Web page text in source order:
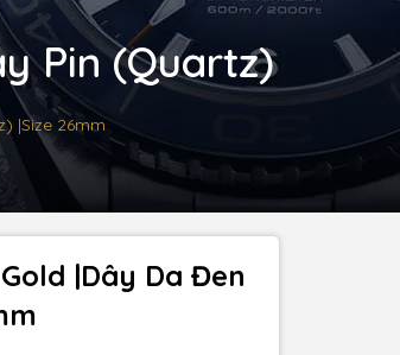
Pin (Quartz)
|Size 26mm
|Dây Da Đen